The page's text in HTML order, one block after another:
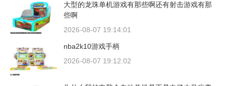
大型的龙珠单机游戏有那些啊还有射击游戏有那
些啊
2026-08-07 19:14:01
nba2k10游戏手柄
2026-08-07 19:12:02